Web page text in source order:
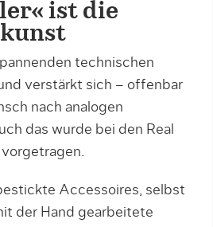
ist die
technischen
verstärkt sich – offenbar
nach analogen
das wurde bei den Real
vorgetragen.
Accessoires, selbst
der Hand gearbeitete